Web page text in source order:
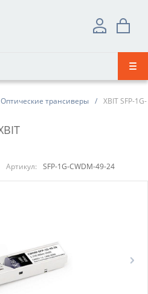
Оптические трансиверы
XBIT SFP-1G-
Артикул: SFP-1G-CWDM-49-24
Next